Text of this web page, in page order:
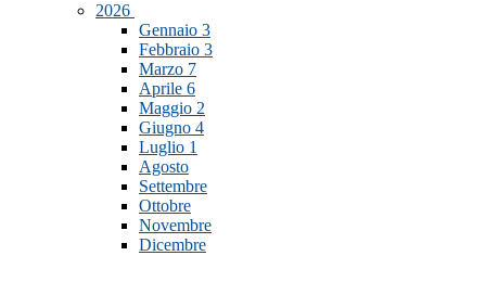
2026
Gennaio 3
Febbraio 3
Marzo 7
Aprile 6
Maggio 2
Giugno 4
Luglio 1
Agosto
Settembre
Ottobre
Novembre
Dicembre